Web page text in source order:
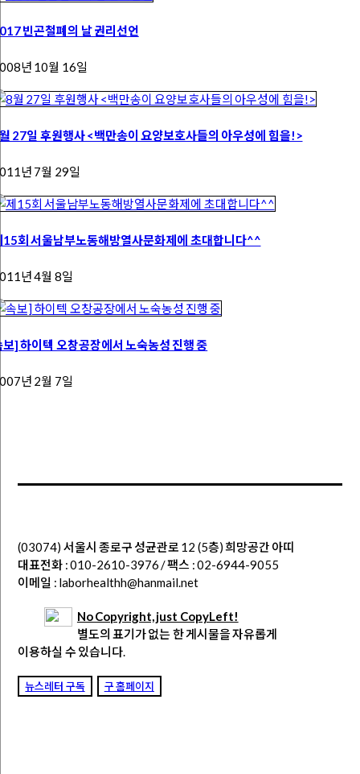
빈곤철폐의 날 권리선언
년 10월 16일
27일 후원행사 <백만송이 요양보호사들의 아우성에 힘을!>
년 7월 29일
15회 서울남부노동해방열사문화제에 초대합니다^^
년 4월 8일
보] 하이텍 오창공장에서 노숙농성 진행 중
년 2월 7일
(03074) 서울시 종로구 성균관로 12 (5층) 희망공간 아띠
대표전화 : 010-2610-3976 / 팩스 : 02-6944-9055
이메일 : laborhealthh@hanmail.net
No Copyright, just CopyLeft!
별도의 표기가 없는 한 게시물을 자유롭게
이용하실 수 있습니다.
뉴스레터 구독 구 홈페이지